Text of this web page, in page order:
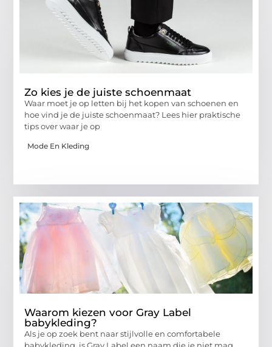
Zo kies je de juiste schoenmaat
Waar moet je op letten bij het kopen van schoenen en
hoe vind je de juiste schoenmaat? Lees hier praktische
tips over waar je op
Mode En Kleding
Waarom kiezen voor Gray Label
babykleding?
Als je op zoek bent naar stijlvolle en comfortabele